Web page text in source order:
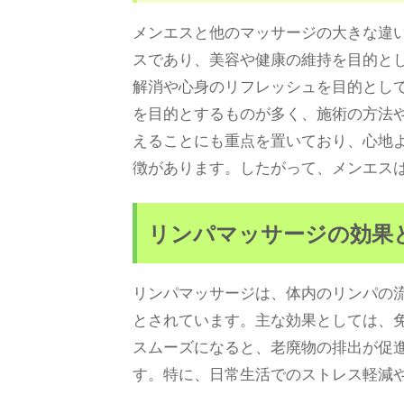
メンエスと他のマッサージの大きな
スであり、美容や健康の維持を目的
解消や心身のリフレッシュを目的とし
を目的とするものが多く、施術の方
えることにも重点を置いており、心
徴があります。したがって、メンエス
リンパマッサージの効果
リンパマッサージは、体内のリンパ
とされています。主な効果としては
スムーズになると、老廃物の排出が促
す。特に、日常生活でのストレス軽減